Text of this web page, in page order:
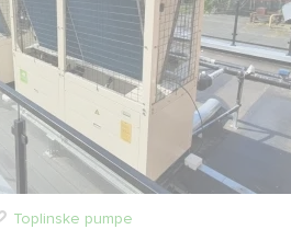
Toplinske pumpe